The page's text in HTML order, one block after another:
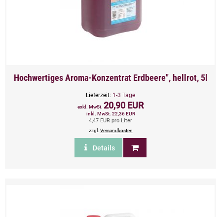
Hochwertiges Aroma-Konzentrat Erdbeere", hellrot, 5l
Lieferzeit: 1-3 Tage
exkl. MwSt. 20,90 EUR
inkl. MwSt. 22,36 EUR
4,47 EUR pro Liter
zzgl. Versandkosten
Details